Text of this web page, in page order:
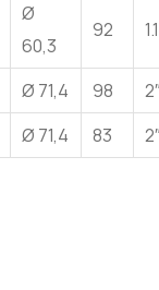
Ø
60,3
92
Ø 71,4 98
Ø 71,4 83